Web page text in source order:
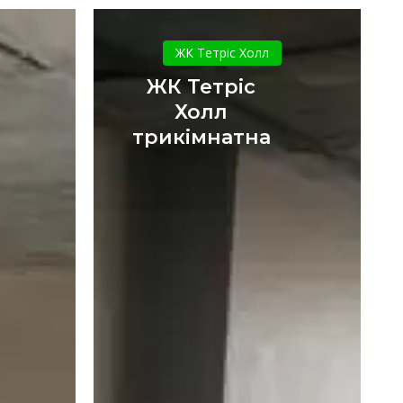
Тетріс
Холл
трикімнатна
ЖК Тетріс Холл
ЖК Тетріс
Холл
трикімнатна